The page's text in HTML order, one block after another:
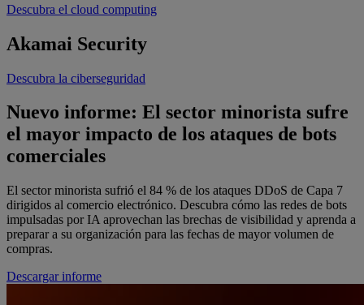
Descubra el cloud computing
Akamai Security
Descubra la ciberseguridad
Nuevo informe: El sector minorista sufre
el mayor impacto de los ataques de bots
comerciales
El sector minorista sufrió el 84 % de los ataques DDoS de Capa 7
dirigidos al comercio electrónico. Descubra cómo las redes de bots
impulsadas por IA aprovechan las brechas de visibilidad y aprenda a
preparar a su organización para las fechas de mayor volumen de
compras.
Descargar informe